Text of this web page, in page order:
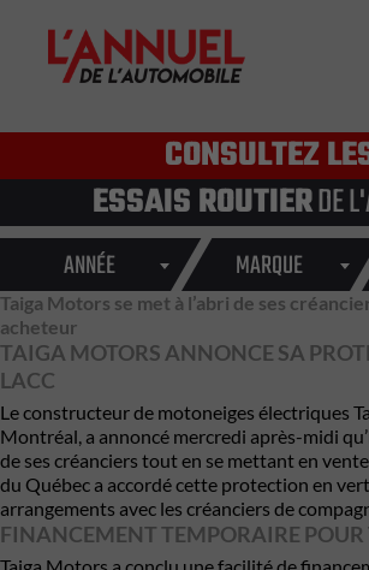
CONSULTEZ
ESSAIS ROUTIERDE
ANNÉE MARQUE
Taiga Motors se met à l’abri de ses
acheteur
TAIGA MOTORS ANNONCE SA
LACC
Le constructeur de motoneiges électriques
Montréal, a annoncé mercredi après-midi
de ses créanciers tout en se mettant en
du Québec a accordé cette protection en
arrangements avec les créanciers de
FINANCEMENT TEMPORAIRE